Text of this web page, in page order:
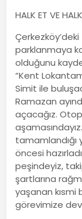
HALK ET VE
parklanmaya
olduğunu
“Kent
Simit ile
Ramazan
açacağız.
tamamlandığı
öncesi
peşindeyiz,
şartlarına
yaşanan kısmi
görevimize